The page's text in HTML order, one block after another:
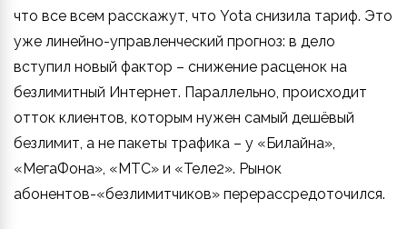
что все всем расскажут, что Yota снизила тариф. Это
уже линейно-управленческий прогноз: в дело
вступил новый фактор – снижение расценок на
безлимитный Интернет. Параллельно, происходит
отток клиентов, которым нужен самый дешёвый
безлимит, а не пакеты трафика – у «Билайна»,
«МегаФона», «МТС» и «Теле2». Рынок
абонентов-«безлимитчиков» перерассредоточился.